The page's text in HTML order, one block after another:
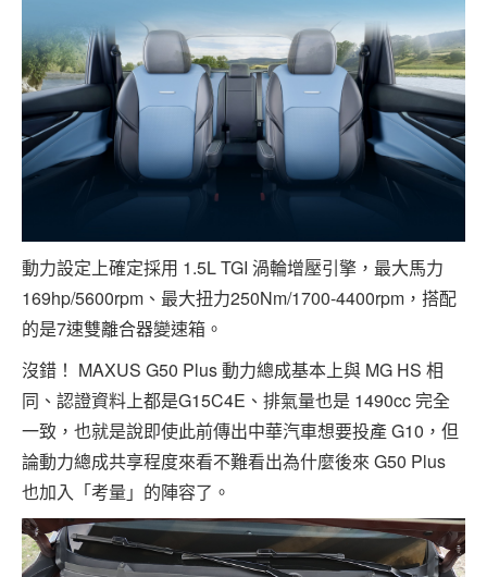
動力設定上確定採用 1.5L TGI 渦輪增壓引擎，最大馬力
169hp/5600rpm、最大扭力250Nm/1700-4400rpm，搭配
的是7速雙離合器變速箱。
沒錯！ MAXUS G50 Plus 動力總成基本上與 MG HS 相
同、認證資料上都是G15C4E、排氣量也是 1490cc 完全
一致，也就是說即使此前傳出中華汽車想要投產 G10，但
論動力總成共享程度來看不難看出為什麼後來 G50 Plus
也加入「考量」的陣容了。